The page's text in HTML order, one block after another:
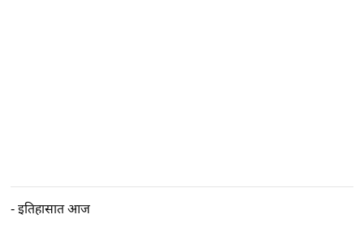
-इतिहासात आज